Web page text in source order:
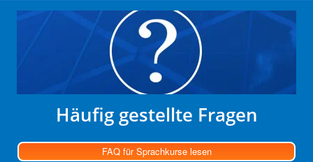
Häufig gestellte Fragen
FAQ für Sprachkurse lesen